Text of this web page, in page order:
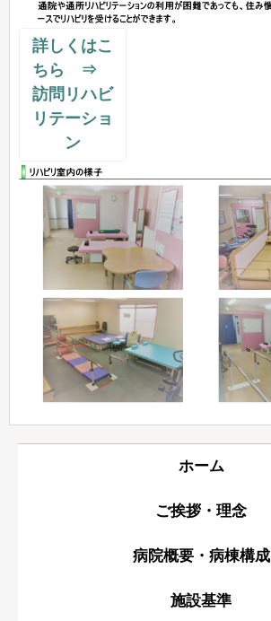
詳しくはこ
ちら ⇒
訪問リハビ
リテーショ
ン
ホーム
ご挨拶・理念
病院概要・病棟構成
施設基準